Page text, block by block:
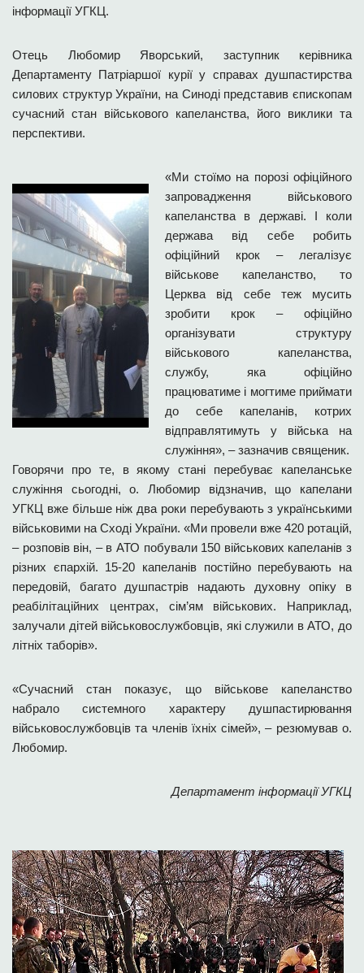
інформації УГКЦ.
Отець Любомир Яворський, заступник керівника
Департаменту Патріаршої курії у справах душпастирства
силових структур України, на Синоді представив єпископам
сучасний стан військового капеланства, його виклики та
перспективи.
«Ми стоїмо на порозі офіційного
запровадження військового
капеланства в державі. І коли
держава від себе робить
офіційний крок – легалізує
військове капеланство, то
Церква від себе теж мусить
зробити крок – офіційно
організувати структуру
військового капеланства,
службу, яка офіційно
працюватиме і могтиме приймати
до себе капеланів, котрих
відправлятимуть у війська на
служіння», – зазначив священик.
Говорячи про те, в якому стані перебуває капеланське
служіння сьогодні, о. Любомир відзначив, що капелани
УГКЦ вже більше ніж два роки перебувають з українськими
військовими на Сході України. «Ми провели вже 420 ротацій,
– розповів він, – в АТО побували 150 військових капеланів з
різних єпархій. 15-20 капеланів постійно перебувають на
передовій, багато душпастрів надають духовну опіку в
реабілітаційних центрах, сім’ям військових. Наприклад,
залучали дітей військовослужбовців, які служили в АТО, до
літніх таборів».
«Сучасний стан показує, що військове капеланство
набрало системного характеру душпастирювання
військовослужбовців та членів їхніх сімей», – резюмував о.
Любомир.
Департамент інформації УГКЦ